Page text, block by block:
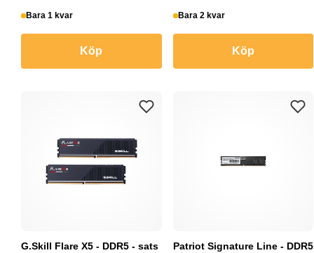
Bara 1 kvar
Köp
Bara 2 kvar
Köp
G.Skill Flare X5 - DDR5 - sats
Patriot Signature Line - DDR5